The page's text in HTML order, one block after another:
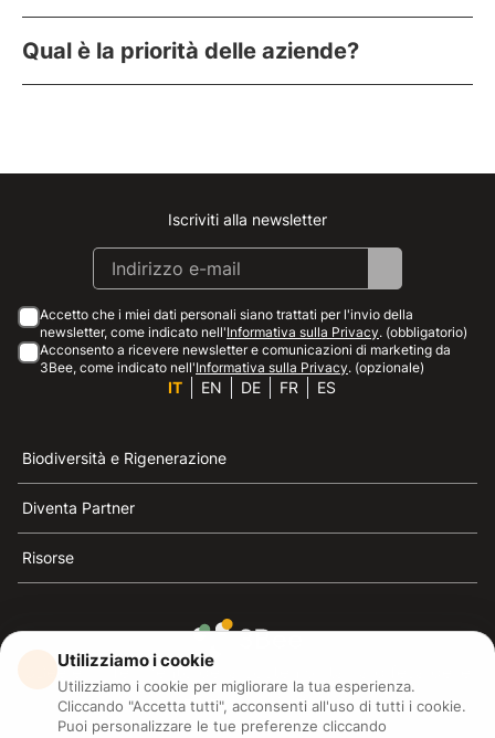
Qual è la priorità delle aziende?
Instagram
Facebook
Linkedin
Youtube
Iscriviti alla newsletter
Accetto che i miei dati personali siano trattati per l'invio della
newsletter, come indicato nell'Informativa sulla Privacy. (obbligatorio)
Acconsento a ricevere newsletter e comunicazioni di marketing da
3Bee, come indicato nell'Informativa sulla Privacy. (opzionale)
IT EN DE FR ES
Biodiversità e Rigenerazione
Diventa Partner
Risorse
3Bee è il riferimento della sostenibilità, la difesa delle
api e della biodiversità
Utilizziamo i cookie
Utilizziamo i cookie per migliorare la tua esperienza.
Cliccando "Accetta tutti", acconsenti all'uso di tutti i cookie.
Puoi personalizzare le tue preferenze cliccando